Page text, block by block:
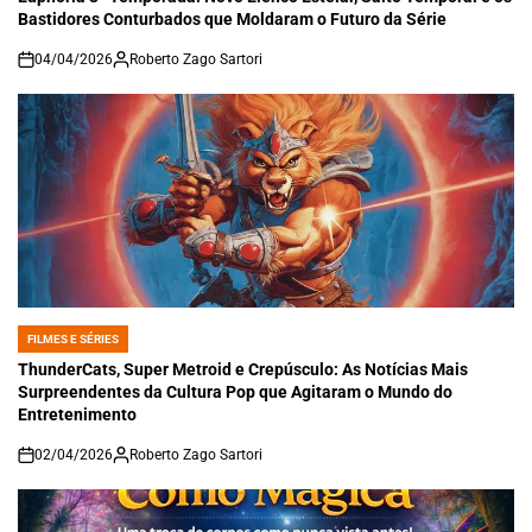
Bastidores Conturbados que Moldaram o Futuro da Série
on
04/04/2026 Roberto Zago Sartori
POSTED
IN
FILMES E SÉRIES
ThunderCats, Super Metroid e Crepúsculo: As Notícias Mais
Surpreendentes da Cultura Pop que Agitaram o Mundo do
Entretenimento
on
02/04/2026 Roberto Zago Sartori